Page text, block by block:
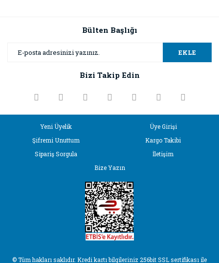
Görüş ve önerileriniz için teşekkür ederiz.
Ürün resmi kalitesiz, bozuk veya görüntülenemiyor.
Ürün bilgilerinde hatalar bulunuyor.
Gönder
Bülten Başlığı
EKLE
Bizi Takip Edin
Yeni Üyelik
Üye Girişi
Şifremi Unuttum
Kargo Takibi
Sipariş Sorgula
İletişim
Bize Yazın
© Tüm hakları saklıdır. Kredi kartı bilgileriniz 256bit SSL sertifikası ile